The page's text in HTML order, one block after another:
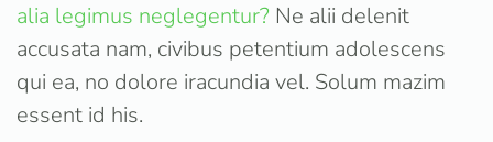
alia legimus neglegentur? Ne alii delenit
accusata nam, civibus petentium adolescens
qui ea, no dolore iracundia vel. Solum mazim
essent id his.